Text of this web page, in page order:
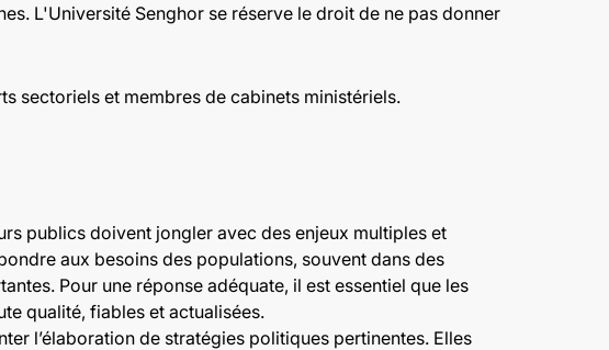
L'Université Senghor se réserve le droit de ne pas donner
sectoriels et membres de cabinets ministériels.
publics doivent jongler avec des enjeux multiples et
aux besoins des populations, souvent dans des
Pour une réponse adéquate, il est essentiel que les
qualité, fiables et actualisées.
l’élaboration de stratégies politiques pertinentes. Elles